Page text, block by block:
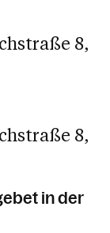
8
8
in der